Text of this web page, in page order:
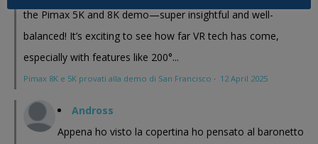
the Pimax 5K and 8K demo—super insightful and well-
balanced! It’s exciting to see how far VR tech has come,
especially with features like 200°...
Pimax 8K e 5K provati alla demo di San Francisco · 12 April 2025
Andross
Appena ho visto la copertina ho pensato al baronetto